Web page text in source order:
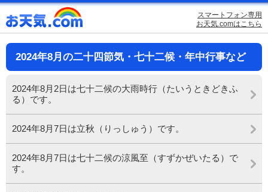
スマートフォン専用
お天気.comはこちら
2024年8月の二十四節気・七十二候・年中行事など
2024年8月2日は七十二候の大雨時行（たいうときどきふ
る）です。
2024年8月7日は立秋（りっしゅう）です。
2024年8月7日は七十二候の涼風至（すずかぜいたる）で
す。